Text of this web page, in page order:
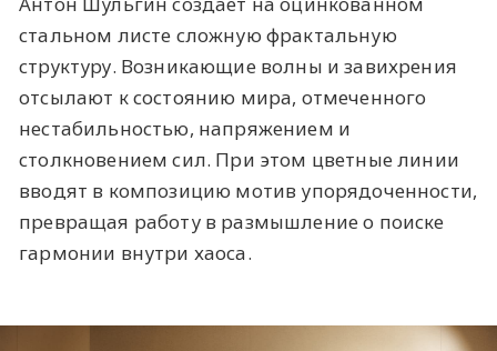
стальном листе сложную фрактальную
структуру. Возникающие волны и завихрения
отсылают к состоянию мира, отмеченного
нестабильностью, напряжением и
столкновением сил. При этом цветные линии
вводят в композицию мотив упорядоченности,
превращая работу в размышление о поиске
гармонии внутри хаоса.